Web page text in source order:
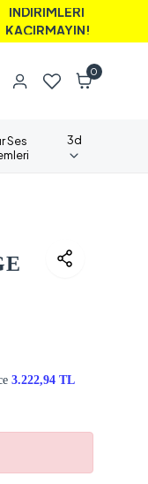
0
Ses
3d
3.222,94 TL